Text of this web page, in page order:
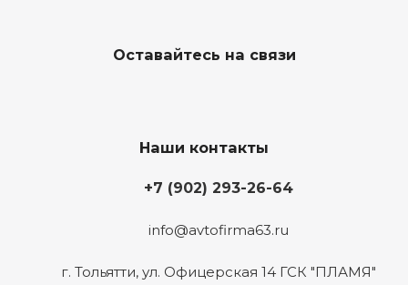
Оставайтесь на связи
Наши контакты
+7 (902) 293-26-64
info@avtofirma63.ru
г. Тольятти, ул. Офицерская 14 ГСК "ПЛАМЯ"